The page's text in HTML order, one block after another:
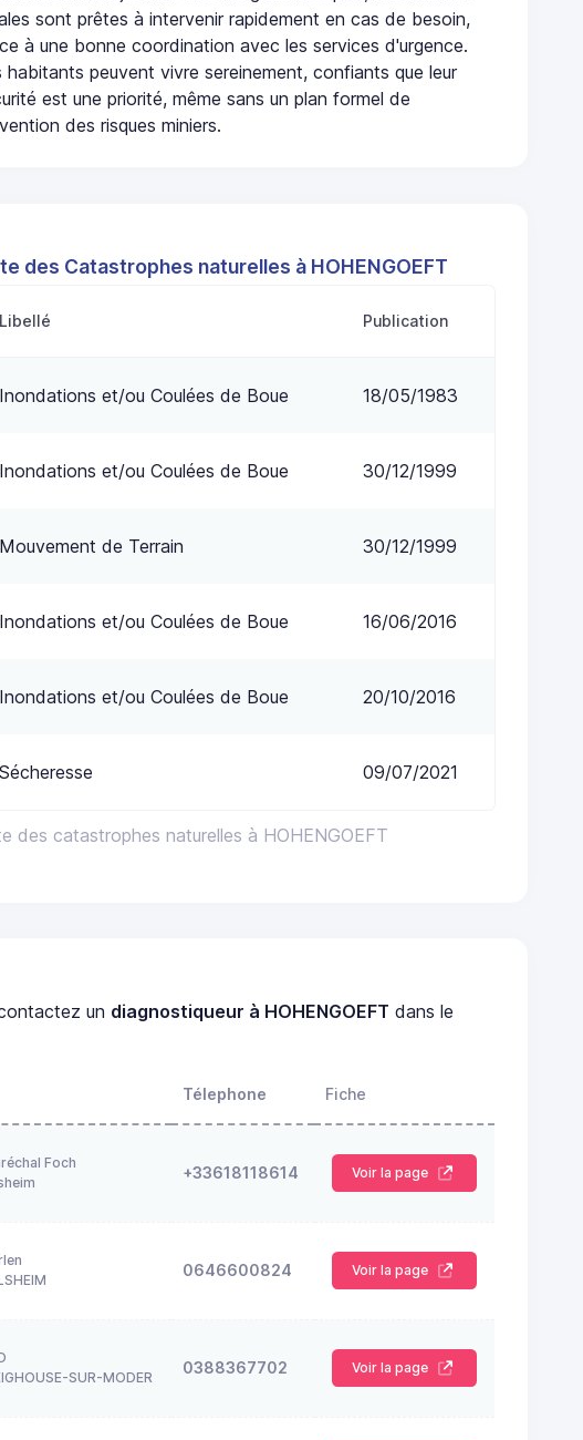
sont prêtes à intervenir rapidement en cas de besoin,
à une bonne coordination avec les services d'urgence.
habitants peuvent vivre sereinement, confiants que leur
est une priorité, même sans un plan formel de
des risques miniers.
des Catastrophes naturelles à HOHENGOEFT
des catastrophes naturelles à HOHENGOEFT
Libellé Publication
Inondations et/ou Coulées de Boue 18/05/1983
Inondations et/ou Coulées de Boue 30/12/1999
Mouvement de Terrain 30/12/1999
Inondations et/ou Coulées de Boue 16/06/2016
Inondations et/ou Coulées de Boue 20/10/2016
Sécheresse 09/07/2021
un diagnostiqueur à HOHENGOEFT dans le
Télephone Fiche
Foch
+33618118614 Voir la page
0646600824 Voir la page
SUR-MODER
0388367702 Voir la page